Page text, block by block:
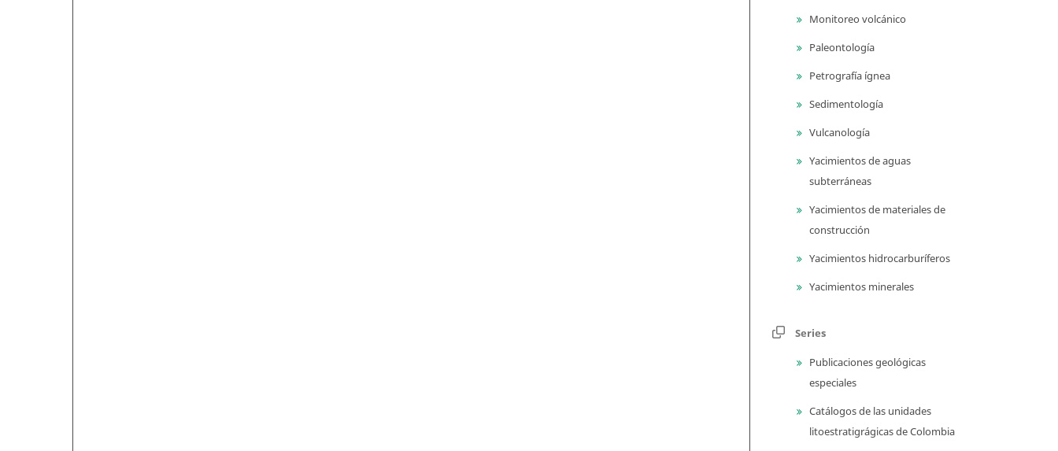
Monitoreo volcánico
Paleontología
Petrografía ígnea
Sedimentología
Vulcanología
Yacimientos de aguas
subterráneas
Yacimientos de materiales de
construcción
Yacimientos hidrocarburíferos
Yacimientos minerales
Series
Publicaciones geológicas
especiales
Catálogos de las unidades
litoestratigrágicas de Colombia